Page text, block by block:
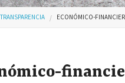
está aquí
TRANSPARENCIA ECONÓMICO-